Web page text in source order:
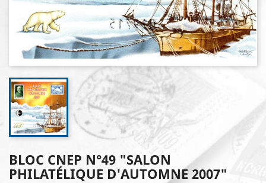
BLOC CNEP N°49 "SALON
PHILATÉLIQUE D'AUTOMNE 2007"